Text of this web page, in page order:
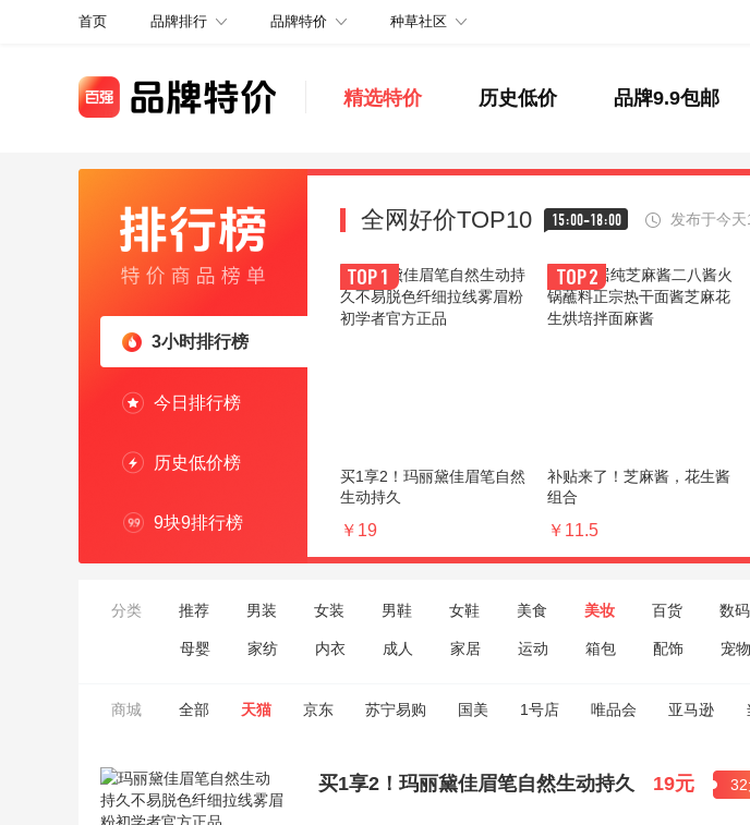
首页 品牌排行 品牌特价 种草社区
精选特价 历史低价 品牌9.9包邮
3小时排行榜
今日排行榜
历史低价榜
9块9排行榜
全网好价TOP10 15:00-18:00 发布于今
买1享2！玛丽黛佳眉笔自然
生动持久
￥19
补贴来了！芝麻酱，花生酱
组合
￥11.5
分类 推荐 男装 女装 男鞋 女鞋 美食 美妆 百货 数码
母婴 家纺 内衣 成人 家居 运动 箱包 配饰 宠物
商城 全部 天猫 京东 苏宁易购 国美 1号店 唯品会 亚马逊
买1享2！玛丽黛佳眉笔自然生动持久 19元 32